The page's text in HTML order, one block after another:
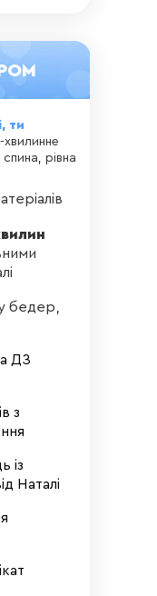
ти
хвилинне
рівна
ДЗ
з
із
Наталі
бедер,